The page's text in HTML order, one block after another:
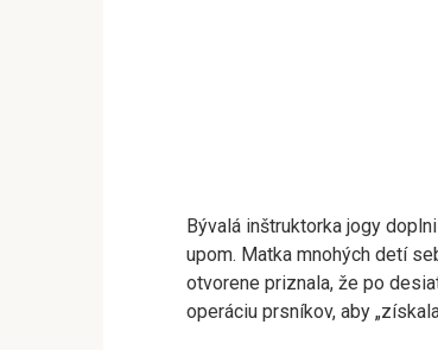
Bývalá inštruktorka jogy
upom. Matka mnohých detí
otvorene priznala, že po
operáciu prsníkov, aby